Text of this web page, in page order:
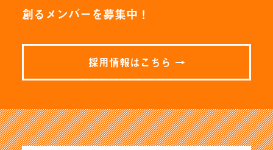
創るメンバーを募集中！
採用情報はこちら →